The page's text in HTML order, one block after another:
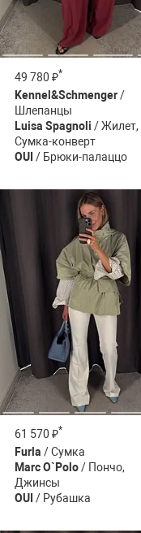
49 780 ₽*
Kennel&Schmenger/
Шлепанцы
Luisa Spagnoli / Жилет,
Сумка-конверт
OUI / Брюки-палаццо
61 570 ₽*
Furla / Сумка
Marc O`Polo/ Пончо,
Джинсы
OUI / Рубашка